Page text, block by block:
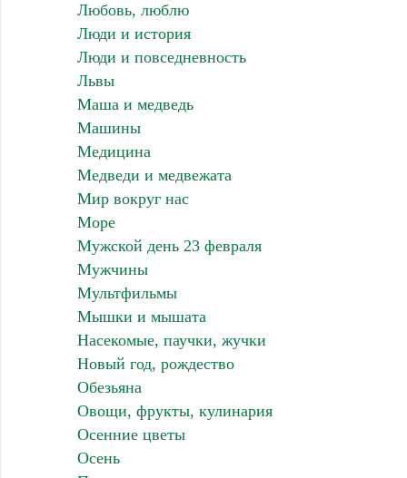
Любовь, люблю
Люди и история
Люди и повседневность
Львы
Маша и медведь
Машины
Медицина
Медведи и медвежата
Мир вокруг нас
Море
Мужской день 23 февраля
Мужчины
Мультфильмы
Мышки и мышата
Насекомые, паучки, жучки
Новый год, рождество
Обезьяна
Овощи, фрукты, кулинария
Осенние цветы
Осень